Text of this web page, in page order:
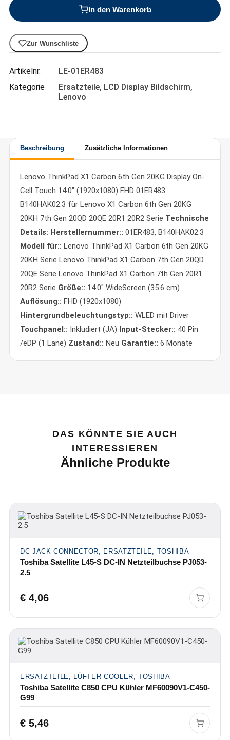
In den Warenkorb
Zur Wunschliste
Artikelnr.
LE-01ER483
Kategorie
Ersatzteile, LCD Display Bildschirm,
Lenovo
Beschreibung Zusätzliche Informationen
Lenovo ThinkPad X1 Carbon 6th Gen 20KG Display On-
Cell Touch 14.0" (1920x1080) FHD 01ER483
B140HAK02.3 für Lenovo X1 Carbon 6th Gen 20KG
20KH 7th Gen 20QD 20QE 20R1 20R2 Serie Technische
Details: Herstellernummer:: 01ER483, B140HAK02.3
Modell für:: Lenovo ThinkPad X1 Carbon 6th Gen 20KG
20KH Serie Lenovo ThinkPad X1 Carbon 7th Gen 20QD
20QE Serie Lenovo ThinkPad X1 Carbon 7th Gen 20R1
20R2 Serie Größe:: 14.0" WideScreen (35.6 cm)
Auflösung:: FHD (1920x1080)
Hintergrundbeleuchtungstyp:: WLED mit Driver
Touchpanel:: Inkludiert (JA) Input-Stecker:: 40 Pin
/eDP (1 Lane) Zustand:: Neu Garantie:: 6 Monate
DAS KÖNNTE SIE AUCH
INTERESSIEREN
Ähnliche Produkte
DC JACK CONNECTOR, ERSATZTEILE, TOSHIBA
Toshiba Satellite L45-S DC-IN Netzteilbuchse PJ053-
2.5
€4,06
ERSATZTEILE, LÜFTER-COOLER, TOSHIBA
Toshiba Satellite C850 CPU Kühler MF60090V1-C450-
G99
€5,46